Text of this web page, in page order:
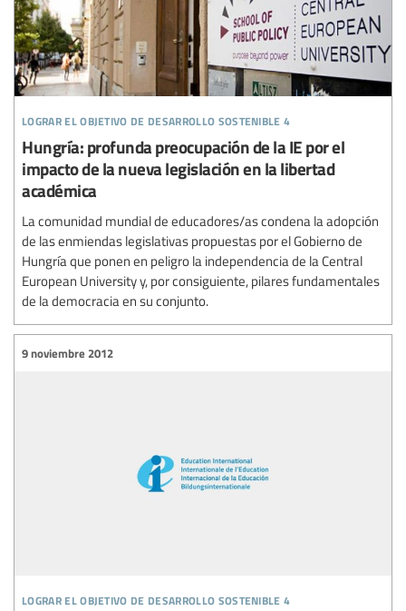
lograr el objetivo de desarrollo sostenible 4
Hungría: profunda preocupación de la IE por el
impacto de la nueva legislación en la libertad
académica
La comunidad mundial de educadores/as condena la adopción
de las enmiendas legislativas propuestas por el Gobierno de
Hungría que ponen en peligro la independencia de la Central
European University y, por consiguiente, pilares fundamentales
de la democracia en su conjunto.
lograr el objetivo de desarrollo sostenible 4
9 noviembre 2012